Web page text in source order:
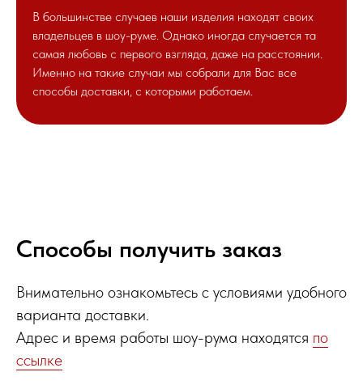
В большинстве случаев наши изделия находят своих
владельцев в шоу-руме. Однако иногда случается та
самая любовь с первого взгляда, даже на расстоянии.
Именно на такие случаи мы собрали для Вас все
способы доставки, с которыми работаем.
Способы получить заказ
Внимательно ознакомьтесь с условиями удобного
варианта доставки.
Адрес и время работы шоу-рума находятся по
ссылке